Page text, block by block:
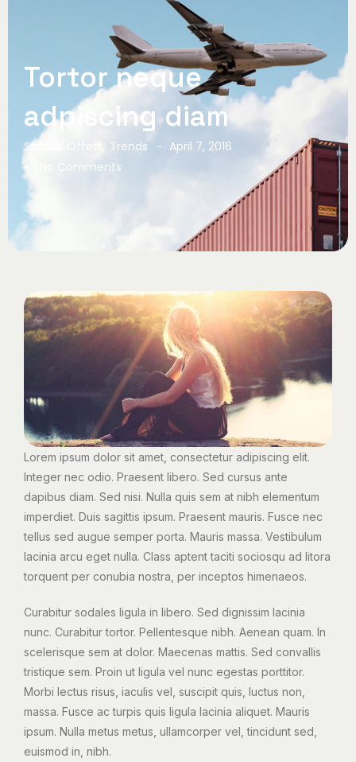
Tortor neque
adpiscing diam
Special Offers Trends - April 7, 2016
- No Comments
Lorem ipsum dolor sit amet, consectetur adipiscing elit.
Integer nec odio. Praesent libero. Sed cursus ante
dapibus diam. Sed nisi. Nulla quis sem at nibh elementum
imperdiet. Duis sagittis ipsum. Praesent mauris. Fusce nec
tellus sed augue semper porta. Mauris massa. Vestibulum
lacinia arcu eget nulla. Class aptent taciti sociosqu ad litora
torquent per conubia nostra, per inceptos himenaeos.
Curabitur sodales ligula in libero. Sed dignissim lacinia
nunc. Curabitur tortor. Pellentesque nibh. Aenean quam. In
scelerisque sem at dolor. Maecenas mattis. Sed convallis
tristique sem. Proin ut ligula vel nunc egestas porttitor.
Morbi lectus risus, iaculis vel, suscipit quis, luctus non,
massa. Fusce ac turpis quis ligula lacinia aliquet. Mauris
ipsum. Nulla metus metus, ullamcorper vel, tincidunt sed,
euismod in, nibh.